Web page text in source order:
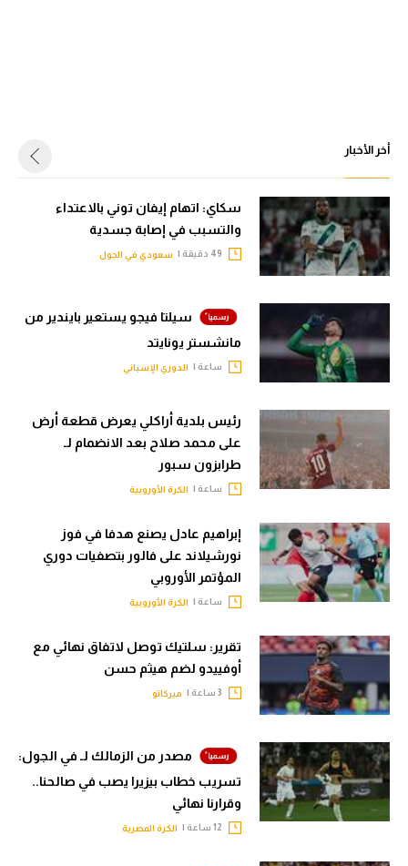
أخر الأخبار
سكاي: اتهام إيفان توني بالاعتداء
والتسبب في إصابة جسدية
سعودي في الجول
سيلتا فيجو يستعير بايندير من
مانشستر يونايتد
ساعة | الدوري الإسباني
رئيس بلدية أراكلي يعرض قطعة أرض
على محمد صلاح بعد الانضمام لـ
طرابزون سبور
ساعة | الكرة الأوروبية
إبراهيم عادل يصنع هدفا في فوز
نورشيلاند على فالور بتصفيات دوري
المؤتمر الأوروبي
ساعة | الكرة الأوروبية
تقرير: سلتيك توصل لاتفاق نهائي مع
أوفييدو لضم هيثم حسن
ميركاتو
مصدر من الزمالك لـ في الجول:
تسريب خطاب بيزيرا يصب في صالحنا..
وقرارنا نهائي
الكرة المصرية